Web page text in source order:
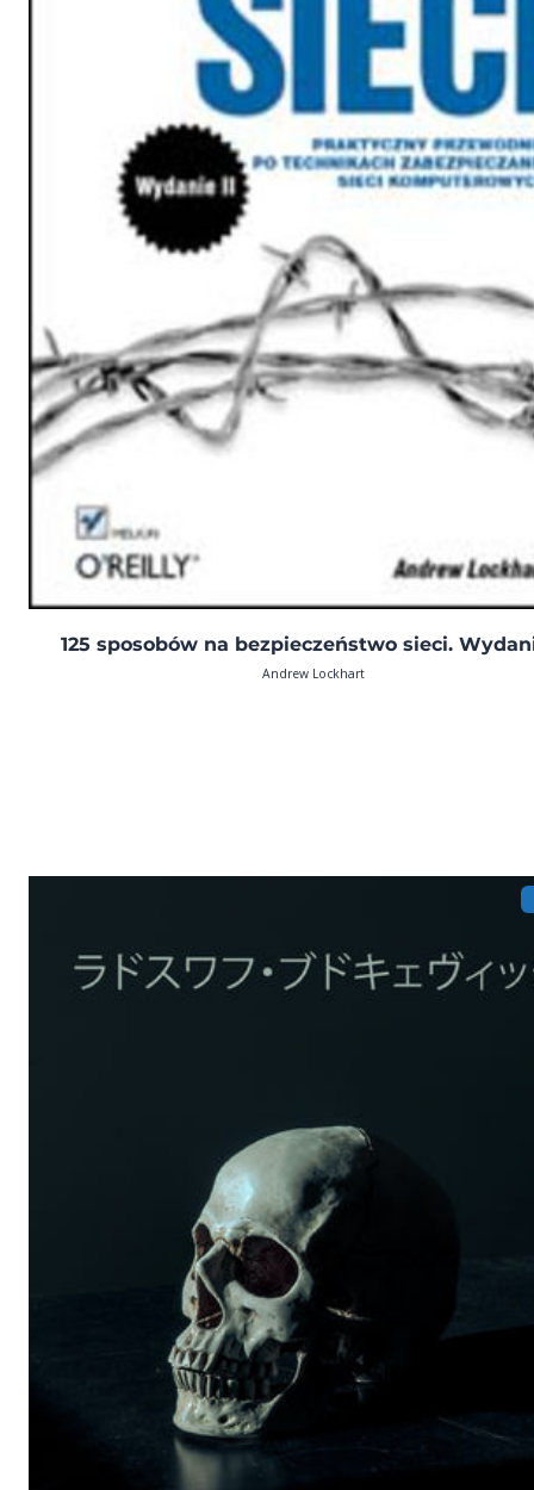
125 sposobów na bezpieczeństwo sieci.
Andrew Lockhart